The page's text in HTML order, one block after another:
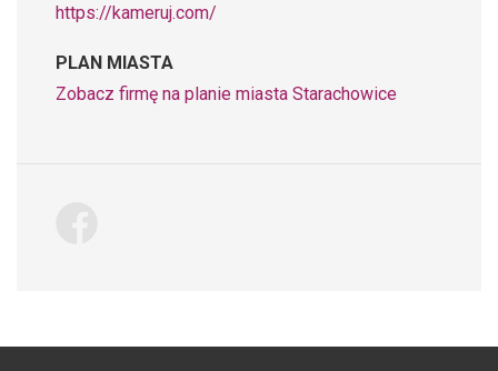
https://kameruj.com/
PLAN MIASTA
Zobacz firmę na planie miasta Starachowice